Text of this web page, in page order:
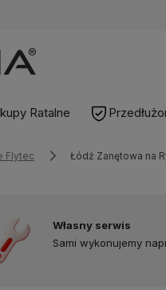
Ratalne
Flytec Łódź Zanętowa na
Własny serwis
Sami wykonujemy